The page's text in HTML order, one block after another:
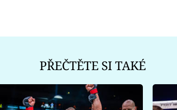
PŘEČTĚTE SI TAKÉ